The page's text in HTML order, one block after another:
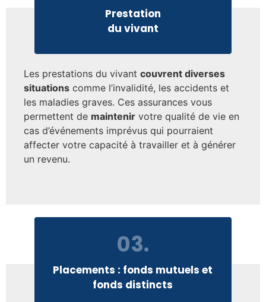
Prestation
du vivant
Les prestations du vivant couvrent diverses
situations comme l’invalidité, les accidents et
les maladies graves. Ces assurances vous
permettent de maintenir votre qualité de vie en
cas d’événements imprévus qui pourraient
affecter votre capacité à travailler et à générer
un revenu.
03.
Placements : fonds mutuels et
fonds distincts